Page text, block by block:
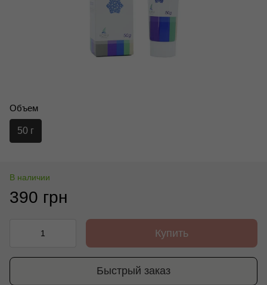
Объем
50 г
В наличии
390 грн
Купить
Быстрый заказ